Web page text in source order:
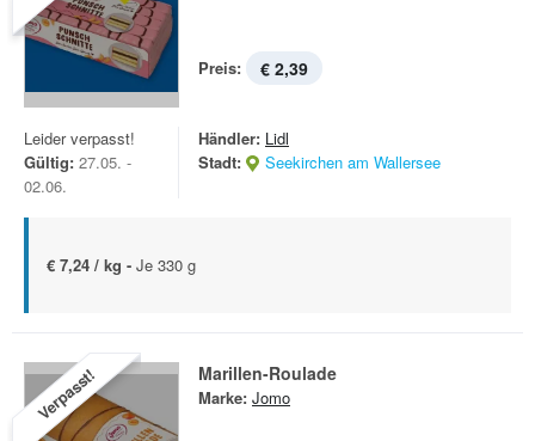
Preis: € 2,39
Leider verpasst!
Gültig: 27.05. -
02.06.
Händler: Lidl
Stadt:
Seekirchen am Wallersee
€ 7,24 / kg - Je 330 g
Verpasst! Marillen-Roulade
Marke: Jomo